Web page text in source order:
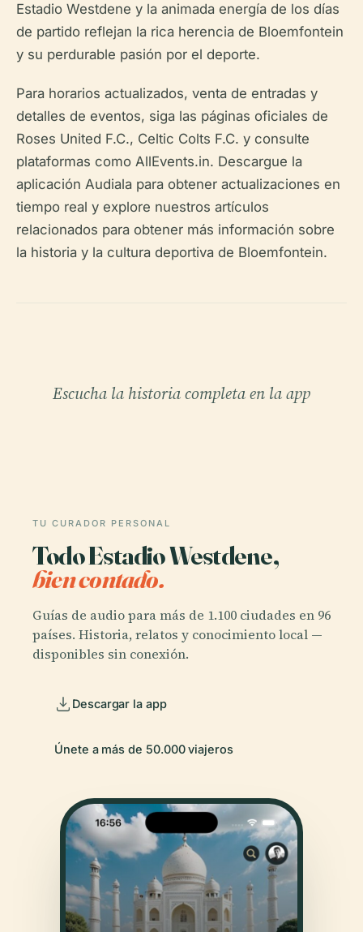
Estadio Westdene y la animada energía de los días
de partido reflejan la rica herencia de Bloemfontein
y su perdurable pasión por el deporte.
Para horarios actualizados, venta de entradas y
detalles de eventos, siga las páginas oficiales de
Roses United F.C., Celtic Colts F.C. y consulte
plataformas como AllEvents.in. Descargue la
aplicación Audiala para obtener actualizaciones en
tiempo real y explore nuestros artículos
relacionados para obtener más información sobre
la historia y la cultura deportiva de Bloemfontein.
Escucha la historia completa en la app
TU CURADOR PERSONAL
Todo Estadio Westdene,
bien contado.
Guías de audio para más de 1.100 ciudades en 96
países. Historia, relatos y conocimiento local —
disponibles sin conexión.
Descargar la app
Únete a más de 50.000 viajeros